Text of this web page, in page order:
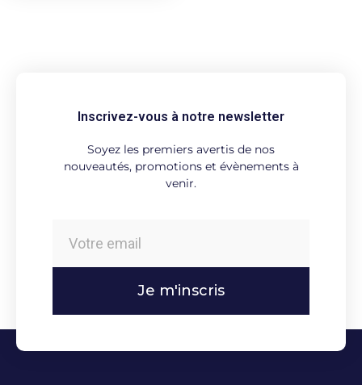
Inscrivez-vous à notre newsletter
Soyez les premiers avertis de nos
nouveautés, promotions et évènements à
venir.
Je m'inscris